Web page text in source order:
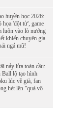
huyền học 2026:
họa 'đột tử', game
luôn vào lò nướng
khiến chuyên gia
ngả mũ!
nảy lửa toàn cầu:
Ball lộ tạo hình
lúc về già, fan
hét lên "quá vô